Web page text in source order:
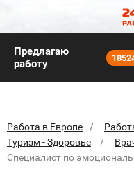
Предлагаю
работу
Работа в Европе
Туризм - Здоровье
Специалист по